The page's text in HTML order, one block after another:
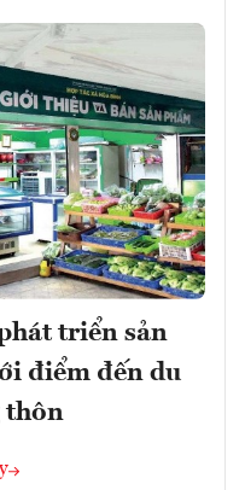
triển sản
điểm đến du
thôn